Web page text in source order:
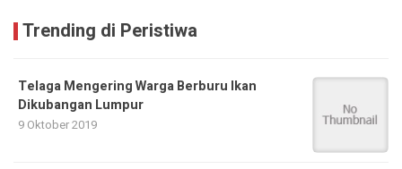
Trending di Peristiwa
Telaga Mengering Warga Berburu Ikan
Dikubangan Lumpur
9 Oktober 2019